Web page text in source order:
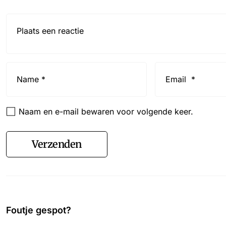
Naam en e-mail bewaren voor volgende keer.
Verzenden
Foutje gespot?